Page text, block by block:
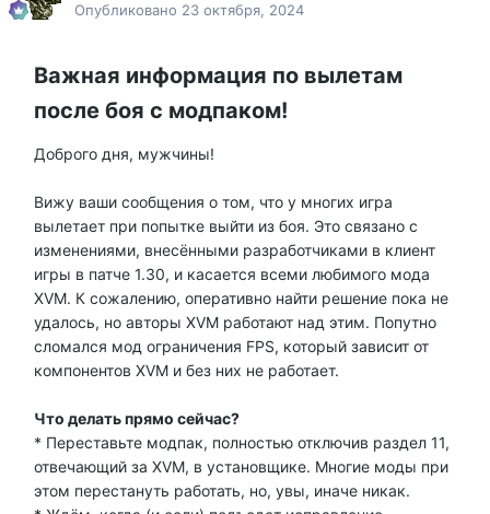
Опубликовано 23 октября, 2024
Важная информация по вылетам
после боя с модпаком!
Доброго дня, мужчины!
Вижу ваши сообщения о том, что у многих игра
вылетает при попытке выйти из боя. Это связано с
изменениями, внесёнными разработчиками в клиент
игры в патче 1.30, и касается всеми любимого мода
XVM. К сожалению, оперативно найти решение пока не
удалось, но авторы XVM работают над этим. Попутно
сломался мод ограничения FPS, который зависит от
компонентов XVM и без них не работает.
Что делать прямо сейчас?
* Переставьте модпак, полностью отключив раздел 11,
отвечающий за XVM, в установщике. Многие моды при
этом перестануть работать, но, увы, иначе никак.